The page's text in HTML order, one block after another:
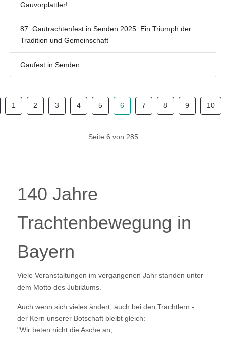
Gauvorplattler!
87. Gautrachtenfest in Senden 2025: Ein Triumph der
Tradition und Gemeinschaft
Gaufest in Senden
1 2 3 4 5 6 7 8 9 10
Seite 6 von 285
140 Jahre
Trachtenbewegung in
Bayern
Viele Veranstaltungen im vergangenen Jahr standen unter
dem Motto des Jubiläums.
Auch wenn sich vieles ändert, auch bei den Trachtlern -
der Kern unserer Botschaft bleibt gleich:
"Wir beten nicht die Asche an,